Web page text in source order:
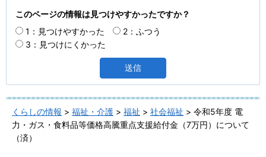
このページの情報は見つけやすかったですか？
1：見つけやすかった
2：ふつう
3：見つけにくかった
くらしの情報 > 福祉・介護 > 福祉 > 社会福祉 > 令和5年度 電
力・ガス・食料品等価格高騰重点支援給付金（7万円）について
（済）